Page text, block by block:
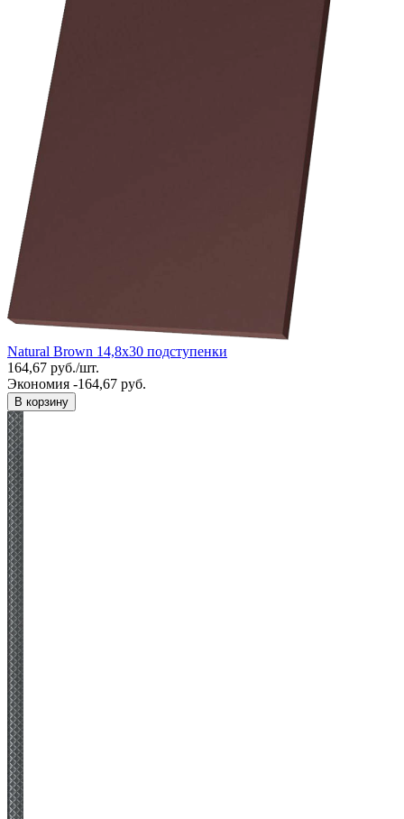
Natural Brown 14,8x30 подступенки
164,67 руб./шт.
Экономия -164,67 руб.
В корзину